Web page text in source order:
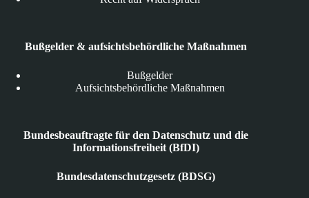
Bußgelder & aufsichtsbehördliche Maßnahmen
Bußgelder
Aufsichtsbehördliche Maßnahmen
Bundesbeauftragte für den Datenschutz und die
Informationsfreiheit (BfDI)
Bundesdatenschutzgesetz (BDSG)